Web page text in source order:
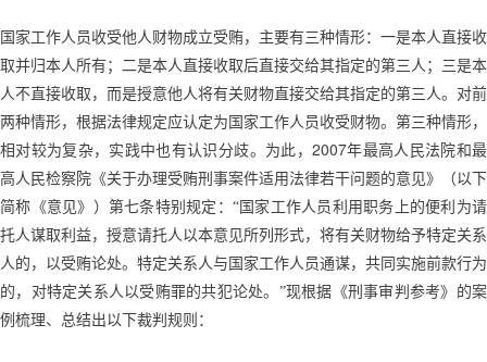
国家工作人员收受他人财物成立受贿，主要有三种情形：一是本人直接收
取并归本人所有；二是本人直接收取后直接交给其指定的第三人；三是本
人不直接收取，而是授意他人将有关财物直接交给其指定的第三人。对前
两种情形，根据法律规定应认定为国家工作人员收受财物。第三种情形，
相对较为复杂，实践中也有认识分歧。为此， 2007年最高人民法院和最
高人民检察院《关于办理受贿刑事案件适用法律若干问题的意见》（以下
简称《意见》）第七条特别规定：“国家工作人员利用职务上的便利为请
托人谋取利益，授意请托人以本意见所列形式，将有关财物给予特定关系
人的，以受贿论处。特定关系人与国家工作人员通谋，共同实施前款行为
的，对特定关系人以受贿罪的共犯论处。”现根据《刑事审判参考》的案
例梳理、总结出以下裁判规则：